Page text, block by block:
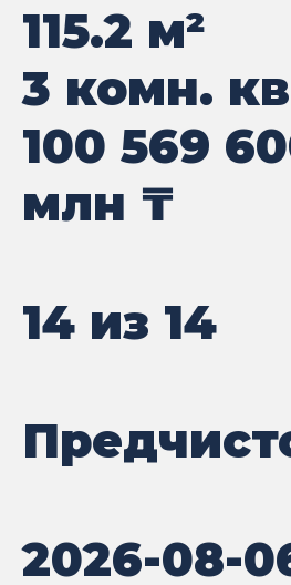
115.2 м²
3 комн.
100 569
млн ₸
14 из 14
2026-08-